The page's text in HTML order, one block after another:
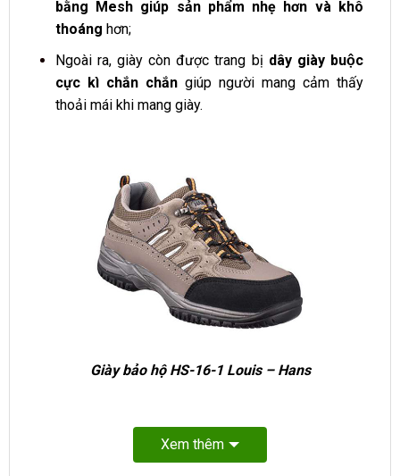
bằng Mesh giúp sản phẩm nhẹ hơn và khô
thoáng hơn;
Ngoài ra, giày còn được trang bị dây giày buộc
cực kì chắn chắngiúp người mang cảm thấy
thoải mái khi mang giày.
Giày bảo hộ HS-16-1 Louis – Hans
Xem thêm